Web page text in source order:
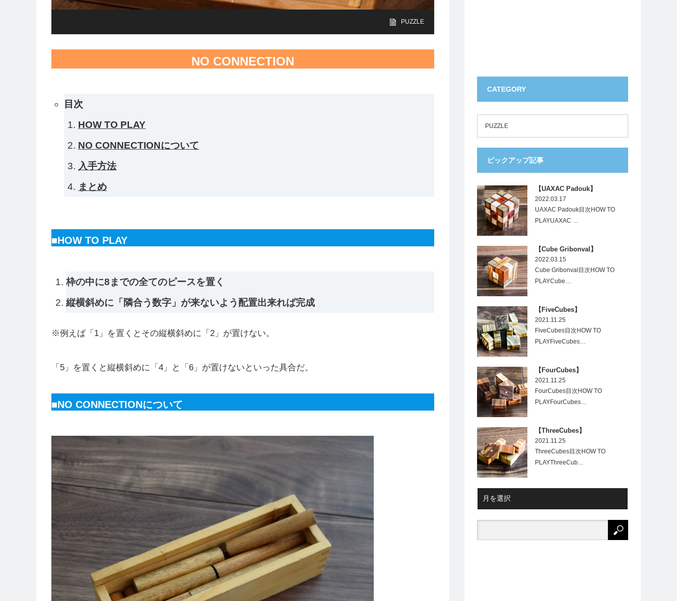
PUZZLE
NO CONNECTION
目次
HOW TO PLAY
NO CONNECTIONについて
入手方法
まとめ
■HOW TO PLAY
枠の中に8までの全てのピースを置く
縦横斜めに「隣合う数字」が来ないよう配置出来れば完成
※例えば「1」を置くとその縦横斜めに「2」が置けない。
「5」を置くと縦横斜めに「4」と「6」が置けないといった具合だ。
■NO CONNECTIONについて
CATEGORY
PUZZLE
ピックアップ記事
【UAXAC Padouk】
2022.03.17
UAXAC Padouk目次HOW TO
PLAYUAXAC …
【Cube Gribonval】
2022.03.15
Cube Gribonval目次HOW TO
PLAYCube…
【FiveCubes】
2021.11.25
FiveCubes目次HOW TO
PLAYFiveCubes…
【FourCubes】
2021.11.25
FourCubes目次HOW TO
PLAYFourCubes…
【ThreeCubes】
2021.11.25
ThreeCubes目次HOW TO
PLAYThreeCub…